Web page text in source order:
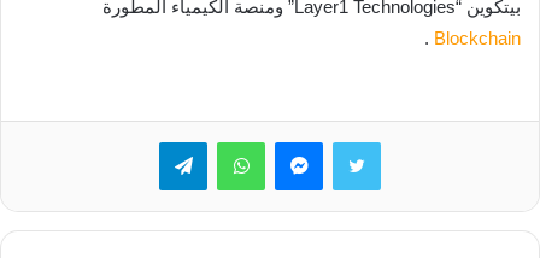
بيتكوين “Layer1 Technologies” ومنصة الكيمياء المطورة
Blockchain
.
تويتر ماسنجرواتساب تيلقرام